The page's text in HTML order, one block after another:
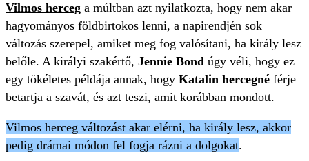
Vilmos herceg a múltban azt nyilatkozta, hogy nem akar
hagyományos földbirtokos lenni, a napirendjén sok
változás szerepel, amiket meg fog valósítani, ha király lesz
belőle. A királyi szakértő, Jennie Bond úgy véli, hogy ez
egy tökéletes példája annak, hogy Katalin hercegné férje
betartja a szavát, és azt teszi, amit korábban mondott.
Vilmos herceg változást akar elérni, ha király lesz, akkor
pedig drámai módon fel fogja rázni a dolgokat.